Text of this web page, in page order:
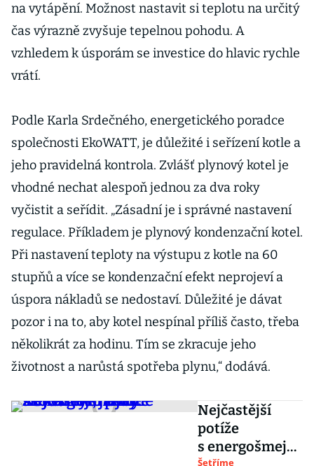
na vytápění. Možnost nastavit si teplotu na určitý
čas výrazně zvyšuje tepelnou pohodu. A
vzhledem k úsporám se investice do hlavic rychle
vrátí.
Podle Karla Srdečného, energetického poradce
společnosti EkoWATT, je důležité i seřízení kotle a
jeho pravidelná kontrola. Zvlášť plynový kotel je
vhodné nechat alespoň jednou za dva roky
vyčistit a seřídit. „Zásadní je i správné nastavení
regulace. Příkladem je plynový kondenzační kotel.
Při nastavení teploty na výstupu z kotle na 60
stupňů a více se kondenzační efekt neprojeví a
úspora nákladů se nedostaví. Důležité je dávat
pozor i na to, aby kotel nespínal příliš často, třeba
několikrát za hodinu. Tím se zkracuje jeho
životnost a narůstá spotřeba plynu,“ dodává.
Nejčastější
potíže
s energošmejd
Šetříme